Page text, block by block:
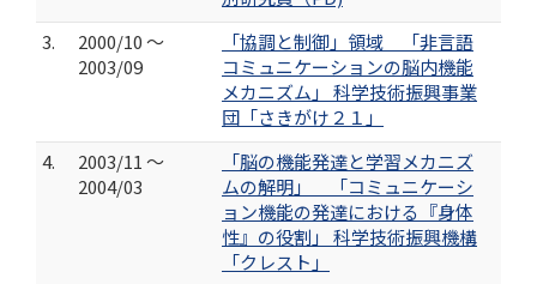
3.
2000/10 ～
2003/09
「協調と制御」領域 「非言語
コミュニケーションの脳内機能
メカニズム」 科学技術振興事業
団「さきがけ２１」
4.
2003/11 ～
2004/03
「脳の機能発達と学習メカニズ
ムの解明」 「コミュニケーシ
ョン機能の発達における『身体
性』の役割」 科学技術振興機構
「クレスト」